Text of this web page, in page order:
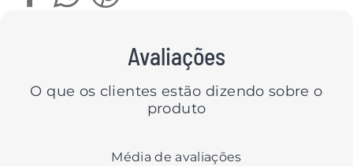
Avaliações
O que os clientes estão dizendo sobre o
produto
Média de avaliações